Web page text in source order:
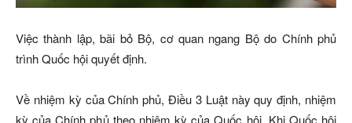
Việc thành lập, bãi bỏ Bộ, cơ quan ngang Bộ do Chính phủ
trình Quốc hội quyết định.
Về nhiệm kỳ của Chính phủ, Điều 3 Luật này quy định, nhiệm
kỳ của Chính phủ theo nhiệm kỳ của Quốc hội. Khi Quốc hội